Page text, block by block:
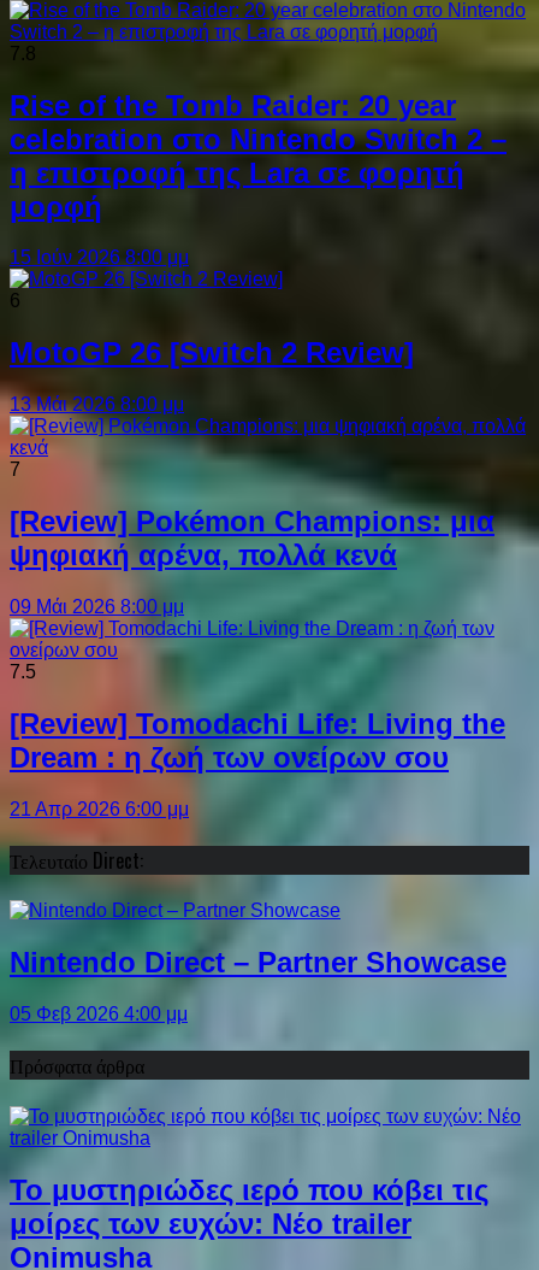
7.8
Rise of the Tomb Raider: 20 year
celebration στο Nintendo Switch 2 –
η επιστροφή της Lara σε φορητή
μορφή
15 Ιούν 2026 8:00 μμ
6
MotoGP 26 [Switch 2 Review]
13 Μάι 2026 8:00 μμ
7
[Review] Pokémon Champions: μια
ψηφιακή αρένα, πολλά κενά
09 Μάι 2026 8:00 μμ
7.5
[Review] Tomodachi Life: Living the
Dream : η ζωή των ονείρων σου
21 Απρ 2026 6:00 μμ
Τελευταίο Direct:
Nintendo Direct – Partner Showcase
05 Φεβ 2026 4:00 μμ
Πρόσφατα άρθρα
Το μυστηριώδες ιερό που κόβει τις
μοίρες των ευχών: Νέο trailer
Onimusha